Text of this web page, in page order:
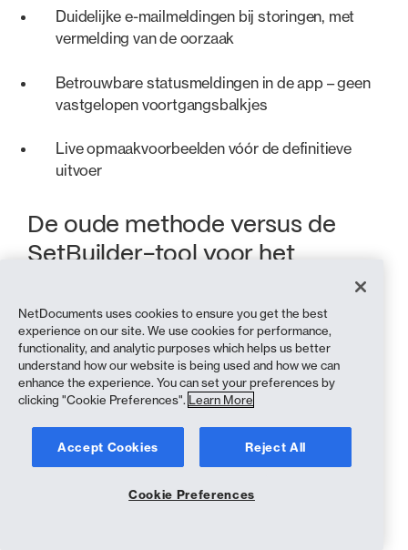
Duidelijke e-mailmeldingen bij storingen, met
vermelding van de oorzaak
Betrouwbare statusmeldingen in de app – geen
vastgelopen voortgangsbalkjes
Live opmaakvoorbeelden vóór de definitieve
uitvoer
De oude methode versus de
SetBuilder-tool voor het
De oude manier
Met
NetDocuments
Document
Bundling
vanuit het DMS
de desktop
rechtstreeks
NetDocuments
NetDocuments uses cookies to ensure you get the best
experience on our site. We use cookies for performance,
functionality, and analytic purposes which helps us better
understand how our website is being used and how we can
enhance the experience. You can set your preferences by
clicking "Cookie Preferences". Learn More
Accept Cookies Reject All
Cookie Preferences